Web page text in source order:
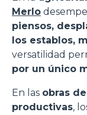
Merlo
piensos,
los establos,
versatilidad
por un único
En las obras
productivas,